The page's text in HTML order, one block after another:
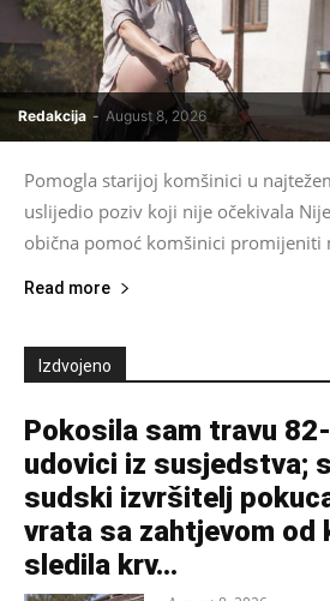
Redakcija - August 8, 2026
Pomogla starijoj komšinici u
uslijedio poziv koji nije očekivala
obična pomoć komšinici promijeniti
Read more
Izdvojeno
Pokosila sam travu
udovici iz susjedstva;
sudski izvršitelj
vrata sa zahtjevom od
sledila krv...